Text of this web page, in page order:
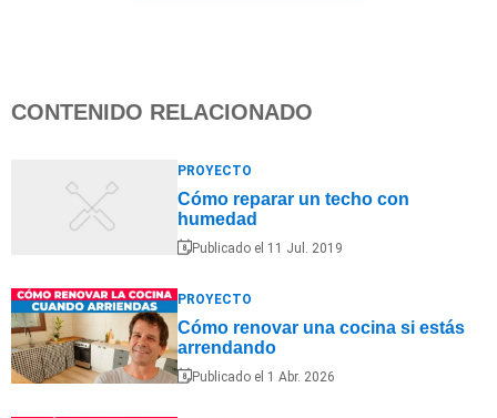
CONTENIDO RELACIONADO
PROYECTO
Cómo reparar un techo con
humedad
Publicado el 11 Jul. 2019
PROYECTO
Cómo renovar una cocina si estás
arrendando
Publicado el 1 Abr. 2026